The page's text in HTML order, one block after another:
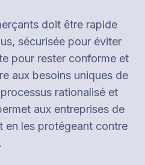
doit être rapide
sécurisée pour éviter
pour rester conforme et
aux besoins uniques de
rationalisé et
aux entreprises de
en les protégeant contre